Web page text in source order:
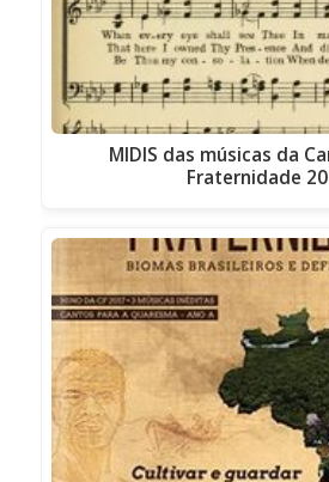
MIDIS das músicas da
Fraternidade